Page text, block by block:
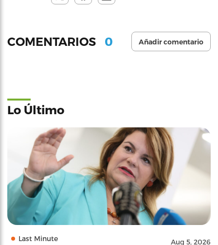
COMENTARIOS 0 Añadir comentario
Lo Último
Last Minute Aug 5, 2026